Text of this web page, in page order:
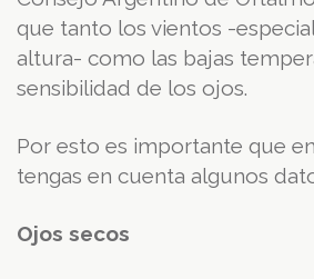
que tanto los vientos -
altura- como las bajas
sensibilidad de los ojos.
Por esto es importante que
tengas en cuenta algunos
Ojos secos